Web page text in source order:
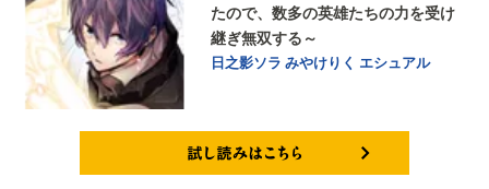
たので、数多の英雄たちの力を受け
継ぎ無双する～
日之影ソラ みやけりく エシュアル